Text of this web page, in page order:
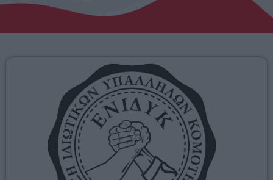
ERKO
RADIO ERKO
60 λεπτά με τον Παναγιώτη Τσοχλιά
12:00 - 17:00
ERKO.GR
17:00 - 00:00